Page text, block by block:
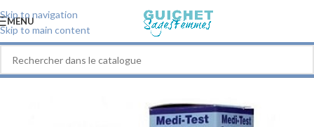
Skip to navigation
Skip to main content
MENU